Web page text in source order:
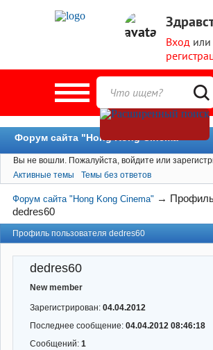
Вход или
Форум сайта "Hong Kong Cinema"
Форум
Новости
Пользователи
Поиск
Вы не вошли. Пожалуйста, войдите или
Активные темы
Темы без ответов
Форум сайта "Hong Kong Cinema" →
dedres60
Профиль пользователя dedres60
dedres60
New member
Зарегистрирован: 04.04.2012
Последнее сообщение: 04.04.2012 08:46:18
Сообщений: 1